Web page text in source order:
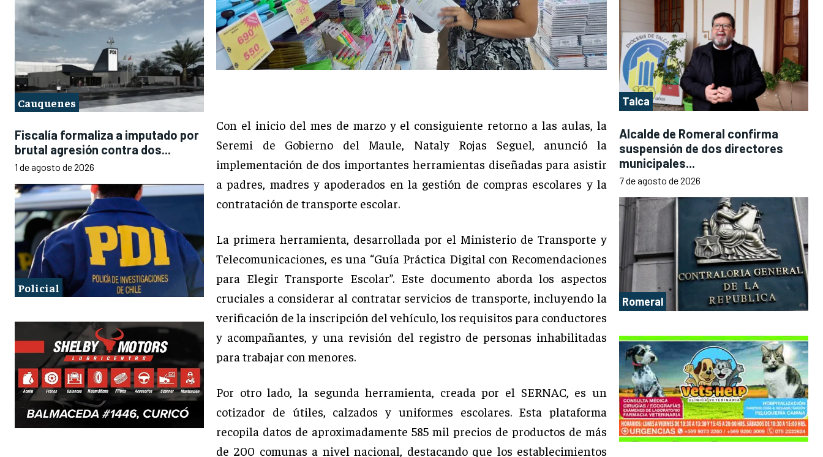
Cauquenes
Fiscalía formaliza a imputado por
brutal agresión contra dos...
1 de agosto de 2026
Policial
Con el inicio del mes de marzo y el consiguiente retorno a las aulas, la
Seremi de Gobierno del Maule, Nataly Rojas Seguel, anunció la
implementación de dos importantes herramientas diseñadas para asistir
a padres, madres y apoderados en la gestión de compras escolares y la
contratación de transporte escolar.
La primera herramienta, desarrollada por el Ministerio de Transporte y
Telecomunicaciones, es una “Guía Práctica Digital con Recomendaciones
para Elegir Transporte Escolar”. Este documento aborda los aspectos
cruciales a considerar al contratar servicios de transporte, incluyendo la
verificación de la inscripción del vehículo, los requisitos para conductores
y acompañantes, y una revisión del registro de personas inhabilitadas
para trabajar con menores.
Por otro lado, la segunda herramienta, creada por el SERNAC, es un
cotizador de útiles, calzados y uniformes escolares. Esta plataforma
recopila datos de aproximadamente 585 mil precios de productos de más
de 200 comunas a nivel nacional, destacando que los establecimientos
Talca
Alcalde de Romeral confirma
suspensión de dos directores
municipales...
7 de agosto de 2026
Romeral